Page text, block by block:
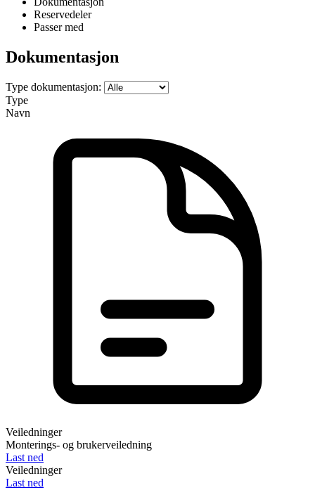
Reservedeler
Passer med
Dokumentasjon
Type dokumentasjon:
Type
Navn
Veiledninger
Monterings- og brukerveiledning
Last ned
Veiledninger
Last ned